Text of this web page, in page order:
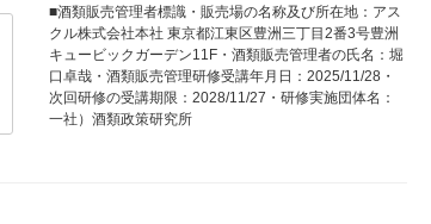
■酒類販売管理者標識・販売場の名称及び所在地：アス
クル株式会社本社 東京都江東区豊洲三丁目2番3号豊洲
キュービックガーデン11F・酒類販売管理者の氏名：堀
口卓哉・酒類販売管理研修受講年月日：2025/11/28・
次回研修の受講期限：2028/11/27・研修実施団体名：
一社）酒類政策研究所